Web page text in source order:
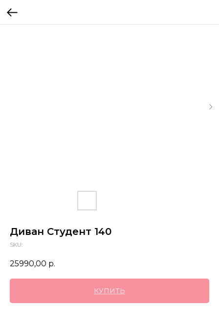
Диван Студент 140
SKU:
25990,00 р.
КУПИТЬ